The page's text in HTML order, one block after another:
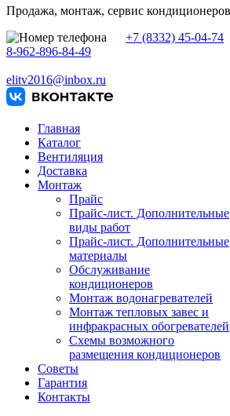
Продажа, монтаж, сервис
+7 (8332) 45-04-74
8-962-896-84-49
elitv2016@inbox.ru
Главная
Каталог
Вентиляция
Доставка
Монтаж
Прайс
Прайс-лист. Дополнительные
виды работ
Прайс-лист. Дополнительные
материалы
Обслуживание
кондиционеров
Монтаж водонагревателей
Монтаж тепловых завес и
инфракрасных обогревателей
Схемы возможного
размещения кондиционеров
Советы
Гарантия
Контакты